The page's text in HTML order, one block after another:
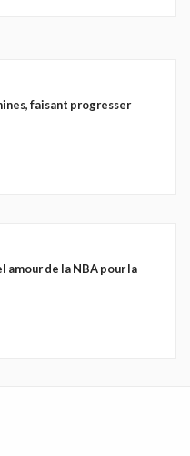
faisant progresser
amour de la NBA pour la